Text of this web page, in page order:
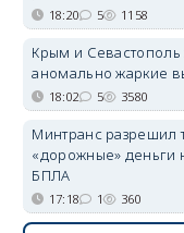
18:20 5 1158
Крым и Севастополь
аномально жаркие
18:02 5 3580
Минтранс разрешил
«дорожные» деньги
БПЛА
17:18 1 360